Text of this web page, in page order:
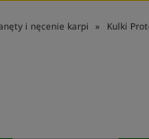
i nęcenie karpi Kulki